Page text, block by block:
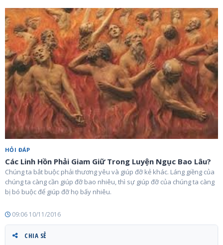
HỎI ĐÁP
Các Linh Hồn Phải Giam Giữ Trong Luyện Ngục Bao Lâu?
Chúng ta bắt buộc phải thương yêu và giúp đỡ kẻ khác. Láng giềng của
chúng ta càng cần giúp đỡ bao nhiêu, thì sự giúp đỡ của chúng ta càng
bị bó buộc để giúp đỡ họ bấy nhiêu.
09:06 10/11/2016
CHIA SẺ